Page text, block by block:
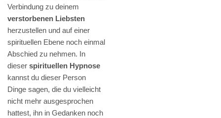
Verbindung zu deinem
verstorbenen Liebsten
herzustellen und auf einer
spirituellen Ebene noch einmal
Abschied zu nehmen. In
dieser spirituellen Hypnose
kannst du dieser Person
Dinge sagen, die du vielleicht
nicht mehr ausgesprochen
hattest, ihn in Gedanken noch